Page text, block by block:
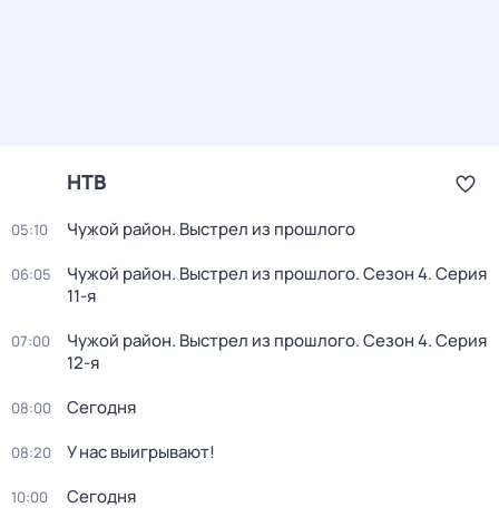
НТВ
05:10 Чужой район. Выстрел из прошлого
06:05 Чужой район. Выстрел из прошлого. Сезон 4. Серия
11-я
07:00 Чужой район. Выстрел из прошлого. Сезон 4. Серия
12-я
08:00 Сегодня
08:20 У нас выигрывают!
10:00 Сегодня